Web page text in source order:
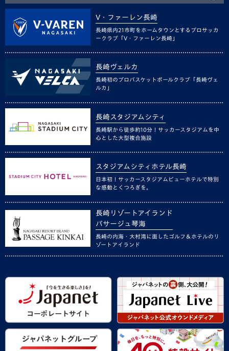
V・ファーレン長崎
長崎県内21市町をホームタウンとするプロサッカ
ークラブ「V・ファーレン長崎」
長崎ヴェルカ
長崎初のプロバスケットボールクラブ「長崎ヴェ
ルカ」
長崎スタジアムシティ
長崎駅から徒歩約10分！サッカースタジアムを中
心とした大型複合施設
スタジアムシティホテル長崎
日本初！サッカースタジアムビューホテルで特別
な感動とくつろぎを。
長崎リゾートアイランド
パサージュ琴海
長崎の内海・大村湾に面したゴルフ＆ホテルのリ
ゾートアイランド